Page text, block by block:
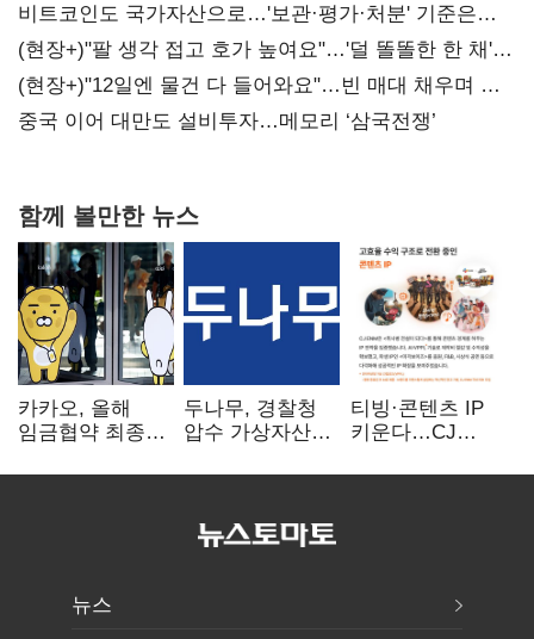
비트코인도 국가자산으로…'보관·평가·처분' 기준은
숙제
(현장+)"팔 생각 접고 호가 높여요"…'덜 똘똘한 한 채'
20억 키맞추기
(현장+)"12일엔 물건 다 들어와요"…빈 매대 채우며 문
연 홈플러스
중국 이어 대만도 설비투자…메모리 ‘삼국전쟁’
함께 볼만한 뉴스
카카오, 올해
임금협약 최종
인상·격려금
두나무, 경찰청
압수 가상자산
커스터디 사업
티빙·콘텐츠 IP
키운다…CJ
글로벌 확장 가속
뉴스